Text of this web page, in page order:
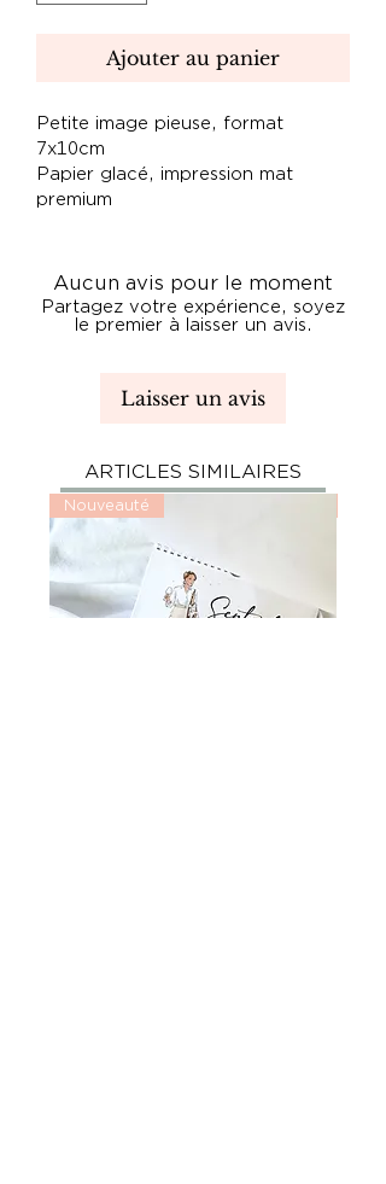
Ajouter au panier
Petite image pieuse, format
7x10cm
Papier glacé, impression mat
premium
Aucun avis pour le moment
Partagez votre expérience, soyez
le premier à laisser un avis.
Laisser un avis
Nouveauté
ARTICLES SIMILAIRES